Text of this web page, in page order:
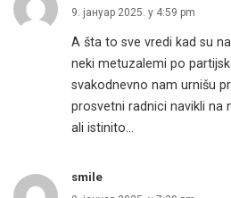
9. јануар 2025. у 4:59 pm
A šta to sve vredi kad su
neki metuzalemi po
svakodnevno nam urnišu
prosvetni radnici navikli na
ali istinito…
smile